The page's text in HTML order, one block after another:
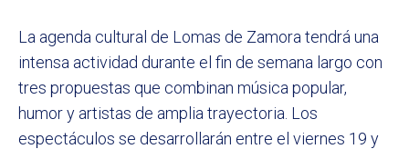
La agenda cultural de Lomas de Zamora tendrá una
intensa actividad durante el fin de semana largo con
tres propuestas que combinan música popular,
humor y artistas de amplia trayectoria. Los
espectáculos se desarrollarán entre el viernes 19 y